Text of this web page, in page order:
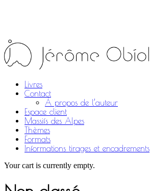
Livres
Contact
À propos de l’auteur
Espace client
Massifs des Alpes
Thèmes
Formats
Informations tirages et encadrements
Your cart is currently empty.